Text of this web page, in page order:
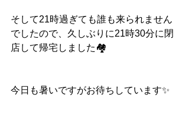
そして21時過ぎても誰も来られません
でしたので、久しぶりに21時30分に閉
店して帰宅しました🏘
今日も暑いですがお待ちしています✨